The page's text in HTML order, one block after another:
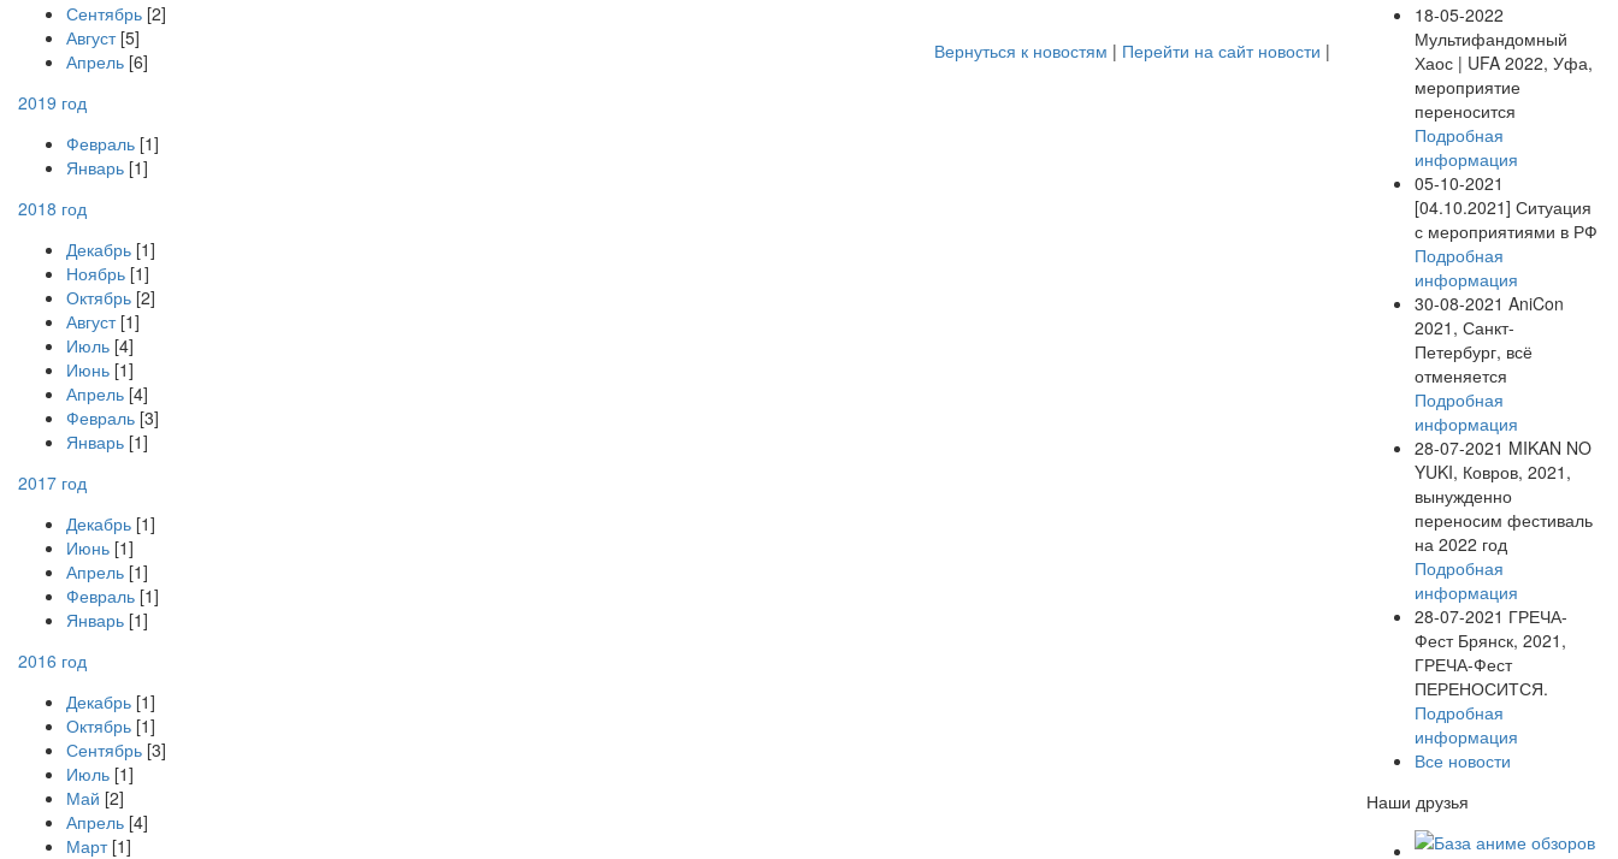
Сентябрь [2]
Август[5]
Апрель [6]
2019 год
Февраль [1]
Январь [1]
2018 год
Декабрь [1]
Ноябрь [1]
Октябрь [2]
Август[1]
Июль [4]
Июнь [1]
Апрель [4]
Февраль [3]
Январь [1]
2017 год
Декабрь [1]
Июнь [1]
Апрель [1]
Февраль [1]
Январь [1]
2016 год
Декабрь [1]
Октябрь [1]
Сентябрь [3]
Июль [1]
Май [2]
Апрель [4]
Март[1]
Вернуться к новостям | Перейти на сайт новости |
18-05-2022
Мультифандомный
Хаос | UFA 2022, Уфа,
мероприятие
переносится
Подробная
информация
05-10-2021
[04.10.2021] Ситуация
с мероприятиями в РФ
Подробная
информация
30-08-2021 AniCon
2021, Санкт-
Петербург, всё
отменяется
Подробная
информация
28-07-2021 MIKAN NO
YUKI, Ковров, 2021,
вынужденно
переносим фестиваль
на 2022 год
Подробная
информация
28-07-2021 ГРЕЧА-
Фест Брянск, 2021,
ГРЕЧА-Фест
ПЕРЕНОСИТСЯ.
Подробная
информация
Все новости
Наши друзья